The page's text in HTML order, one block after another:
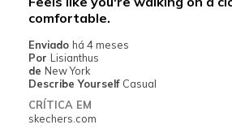
comfortable.
Enviado há 4 meses
Por Lisianthus
de New York
Describe Yourself Casual
CRÍTICA EM
skechers.com